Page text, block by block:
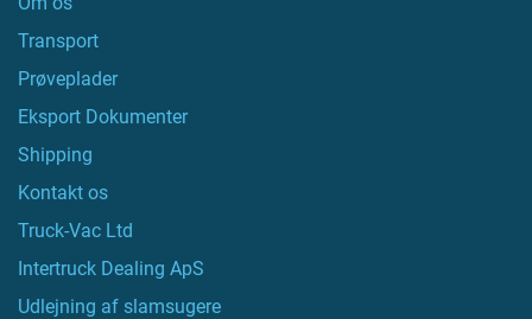
Transport
Prøveplader
Eksport Dokumenter
Shipping
Kontakt os
Truck-Vac Ltd
Intertruck Dealing ApS
Udlejning af slamsugere